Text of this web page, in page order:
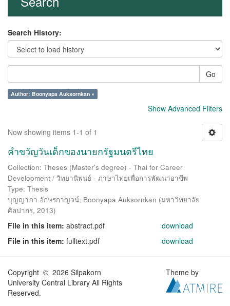
Search History:
Go
Author: Boonyapa Auksornkan ×
Show Advanced Filters
Now showing items 1-1 of 1
คำขวัญวันเด็กของนายกรัฐมนตรีไทย
Collection: Theses (Master's degree) - Thai for Career
Development / วิทยานิพนธ์ - ภาษาไทยเพื่อการพัฒนาอาชีพ
Type: Thesis
บุญญาภา อักษรกาญจน์; Boonyapa Auksornkan (มหาวิทยาลัย
ศิลปากร, 2013)
File in this item: abstract.pdf
download
File in this item: fulltext.pdf download
Copyright © 2026 Silpakorn
University Central Library All Rights
Reserved.
Theme by